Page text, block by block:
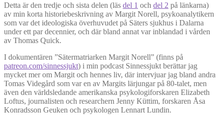
Detta är den tredje och sista delen (läs del 1 och del 2 på länkarna)
av min korta historiebeskrivning av Margit Norell, psykoanalytikern
som var det ideologiska överhuvudet på Säters sjukhus i Dalarna
under ett par decennier, och där bland annat var inblandad i vården
av Thomas Quick.
I dokumentären ”Sätermatriarken Margit Norell” (finns på
patreon.com/sinnessjukt) i min podcast Sinnessjukt berättar jag
mycket mer om Margit och hennes liv, där intervjuar jag bland andra
Tomas Videgård som var en av Margits lärjungar på 80-talet, men
även den världsledande amerikanska psykologiforskaren Elizabeth
Loftus, journalisten och researchern Jenny Küttim, forskaren Åsa
Konradsson Geuken och psykologen Lennart Lundin.